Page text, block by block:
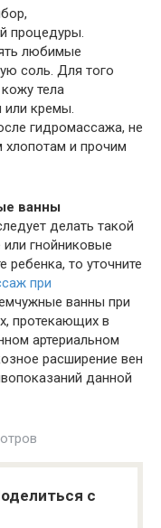
процедуры.
любимые
соль. Для того
тела
или кремы.
гидромассажа, не
хлопотам и прочим
ванны
делать такой
гнойниковые
то уточните
при
ванны при
протекающих в
артериальном
расширение вен
данной
с